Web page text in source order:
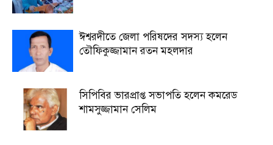
ঈশ্বরদীতে জেলা পরিষদের সদস্য হলেন
তৌফিকুজ্জামান রতন মহলদার
সিপিবির ভারপ্রাপ্ত সভাপতি হলেন কমরেড
শামসুজ্জামান সেলিম